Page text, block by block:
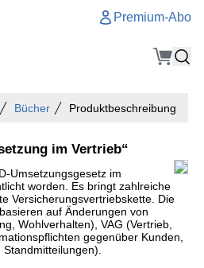
Premium-Abo
Bücher Produktbeschreibung
im Vertrieb“
Umsetzungsgesetz im
worden. Es bringt zahlreiche
Versicherungsvertriebskette. Die
auf Änderungen von
Wohlverhalten), VAG (Vertrieb,
gegenüber Kunden,